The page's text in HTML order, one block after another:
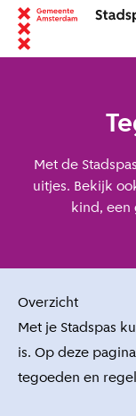
Met de
uitjes. Bekijk
kind, een
Overzicht
Met je Stadspas
is. Op deze
tegoeden en